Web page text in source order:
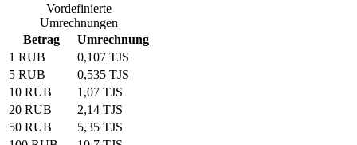
Vordefinierte
Umrechnungen
Betrag
Umrechnung
1 RUB
0,107 TJS
5 RUB
0,535 TJS
10 RUB
1,07 TJS
20 RUB
2,14 TJS
50 RUB
5,35 TJS